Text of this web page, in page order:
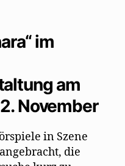
den
Proben
im
am
November
in Szene
die